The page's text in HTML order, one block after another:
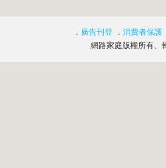
． 廣告刊登 ． 消費者保護
網路家庭版權所有、